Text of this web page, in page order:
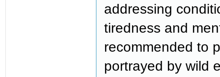
addressing
tiredness and
recommended to
portrayed by wild